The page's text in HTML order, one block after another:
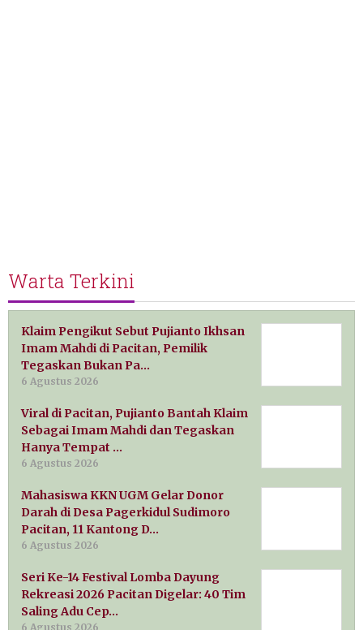
Warta Terkini
Klaim Pengikut Sebut Pujianto Ikhsan
Imam Mahdi di Pacitan, Pemilik
Tegaskan Bukan Pa…
6 Agustus 2026
Viral di Pacitan, Pujianto Bantah Klaim
Sebagai Imam Mahdi dan Tegaskan
Hanya Tempat …
6 Agustus 2026
Mahasiswa KKN UGM Gelar Donor
Darah di Desa Pagerkidul Sudimoro
Pacitan, 11 Kantong D…
6 Agustus 2026
Seri Ke-14 Festival Lomba Dayung
Rekreasi 2026 Pacitan Digelar: 40 Tim
Saling Adu Cep…
6 Agustus 2026